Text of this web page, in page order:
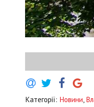
Категорії: Новини,